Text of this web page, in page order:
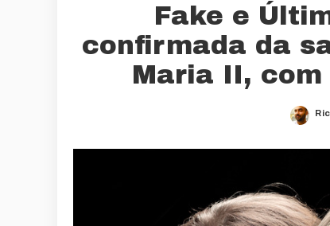
Fake e
confirmada da
Maria II,